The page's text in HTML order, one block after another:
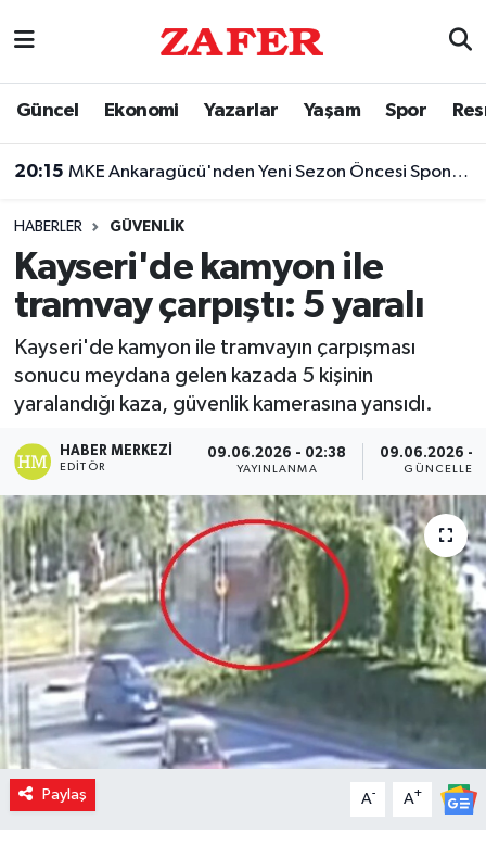
Güncel Ekonomi Yazarlar Yaşam Spor
20:15 MKE Ankaragücü'nden Yeni Sezon Öncesi Sponsorluk Duyurusu!
HABERLER GÜVENLIK
Kayseri'de kamyon ile
tramvay çarpıştı: 5 yaralı
Kayseri'de kamyon ile tramvayın çarpışması
sonucu meydana gelen kazada 5 kişinin
yaralandığı kaza, güvenlik kamerasına yansıdı.
HABER MERKEZI
EDITÖR
09.06.2026 - 02:38
YAYINLANMA
09.06.2026 -
Paylaş A- A+
Nöbetçi Eczaneler
Trafik Durumu
Süper Lig Puan Durumu ve Fikstür
Tüm Manşetler
Son Dakika Haberleri
Haber Arşivi